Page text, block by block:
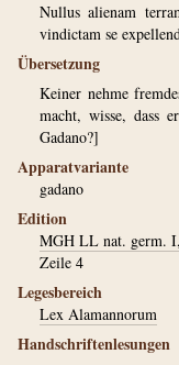
Nullus alienam
vindictam se
Übersetzung
Keiner nehme
macht, wisse, dass
Gadano?]
Apparatvariante
gadano
Edition
MGH LL nat. germ.
Zeile 4
Legesbereich
Lex Alamannorum
Handschriftenlesungen